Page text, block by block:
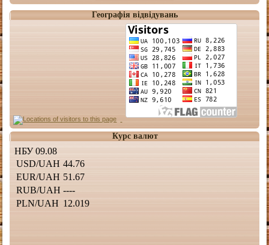
Географія відвідувань
Курс валют